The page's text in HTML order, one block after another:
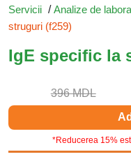
Servicii /Analize de
struguri (f259)
IgE specific la
396 MDL
*Reducerea 15%